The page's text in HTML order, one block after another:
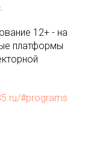
12+ - на
платформы
#programs